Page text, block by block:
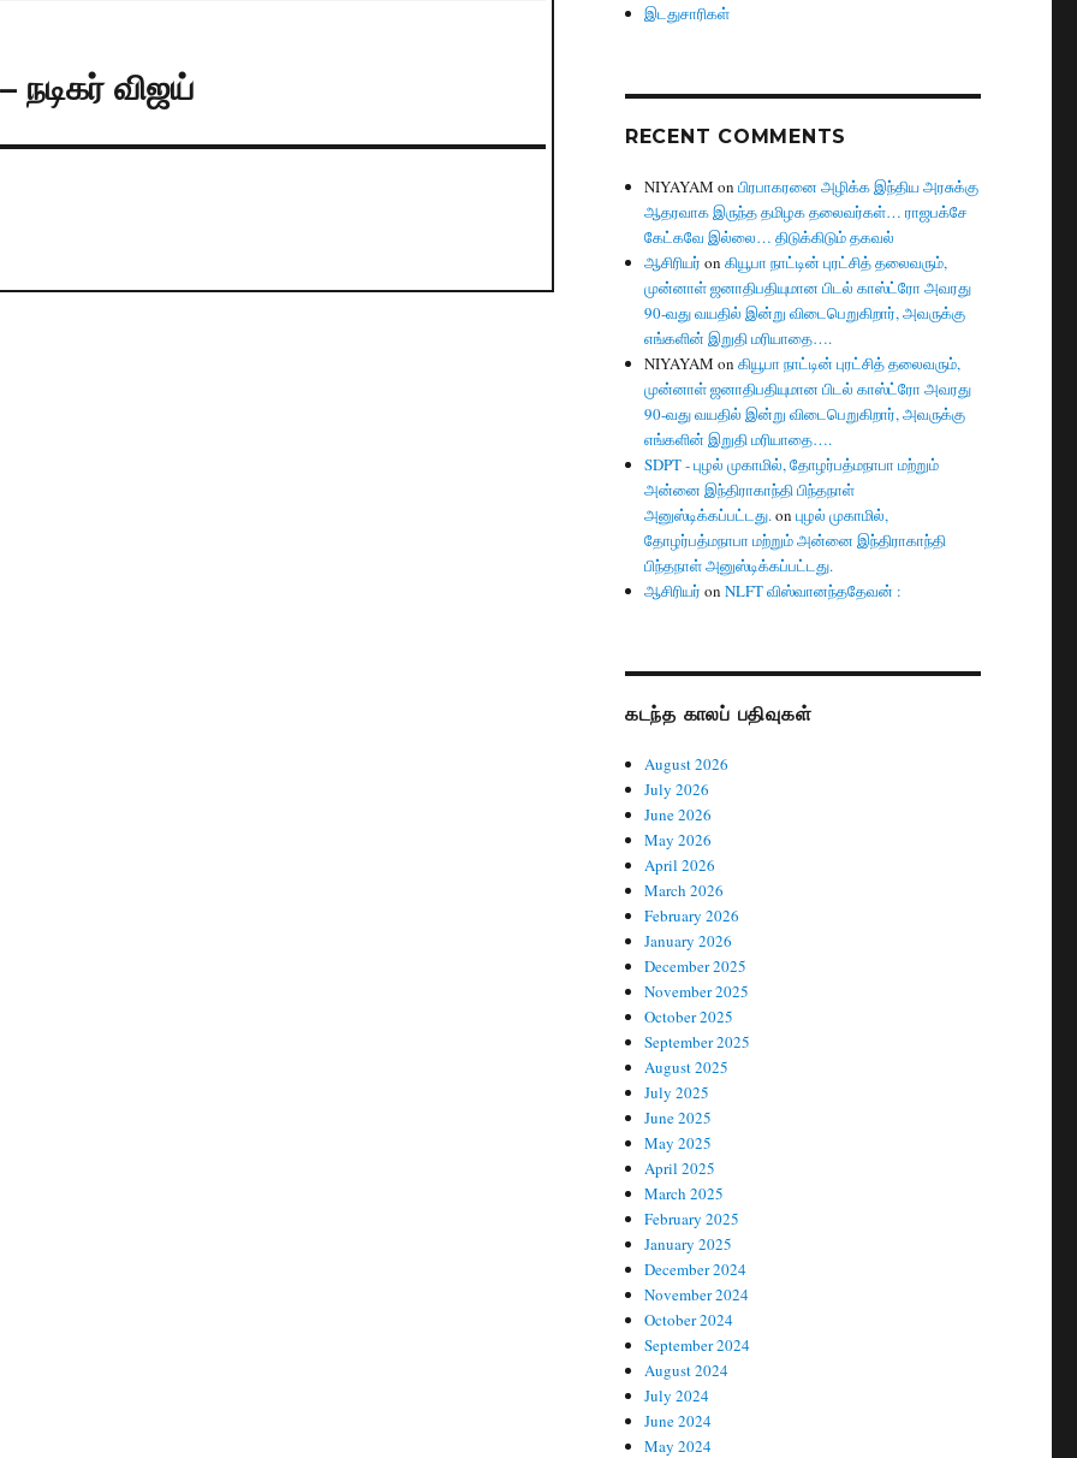
விஜய்
இடதுசாரிகள்
RECENT COMMENTS
NIYAYAM onபிரபாகரனை அழிக்க இந்திய அரசுக்கு
ஆதரவாக இருந்த தமிழக தலைவர்கள்… ராஜபக்சே
கேட்கவே இல்லை… திடுக்கிடும் தகவல்
ஆசிரியர் onகியூபா நாட்டின் புரட்சித் தலைவரும்,
முன்னாள் ஜனாதிபதியுமான பிடல் காஸ்ட்ரோ அவரது
90-வது வயதில் இன்று விடைபெறுகிறார், அவருக்கு
எங்களின் இறுதி மரியாதை….
NIYAYAM onகியூபா நாட்டின் புரட்சித் தலைவரும்,
முன்னாள் ஜனாதிபதியுமான பிடல் காஸ்ட்ரோ அவரது
90-வது வயதில் இன்று விடைபெறுகிறார், அவருக்கு
எங்களின் இறுதி மரியாதை….
SDPT - புழல் முகாமில், தோழர்பத்மநாபா மற்றும்
அன்னை இந்திராகாந்தி பிந்தநாள்
அனுஸ்டிக்கப்பட்டது.onபுழல் முகாமில்,
தோழர்பத்மநாபா மற்றும் அன்னை இந்திராகாந்தி
பிந்தநாள் அனுஸ்டிக்கப்பட்டது.
ஆசிரியர் onNLFT விஸ்வானந்ததேவன் :
கடந்த காலப் பதிவுகள்
August 2026
July 2026
June 2026
May 2026
April 2026
March 2026
February 2026
January 2026
December 2025
November 2025
October 2025
September 2025
August 2025
July 2025
June 2025
May 2025
April 2025
March 2025
February 2025
January 2025
December 2024
November 2024
October 2024
September 2024
August 2024
July 2024
June 2024
May 2024